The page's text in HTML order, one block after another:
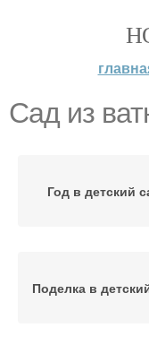
Сад из
Год в детский
Поделка в